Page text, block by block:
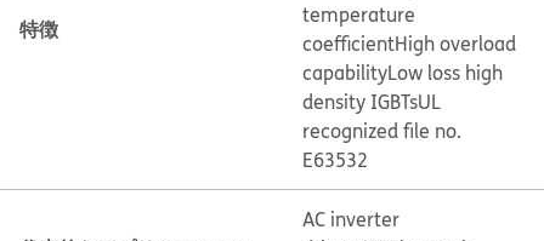
特徴
temperature
coefficientHigh overload
capabilityLow loss high
density IGBTsUL
recognized file no.
E63532
AC inverter